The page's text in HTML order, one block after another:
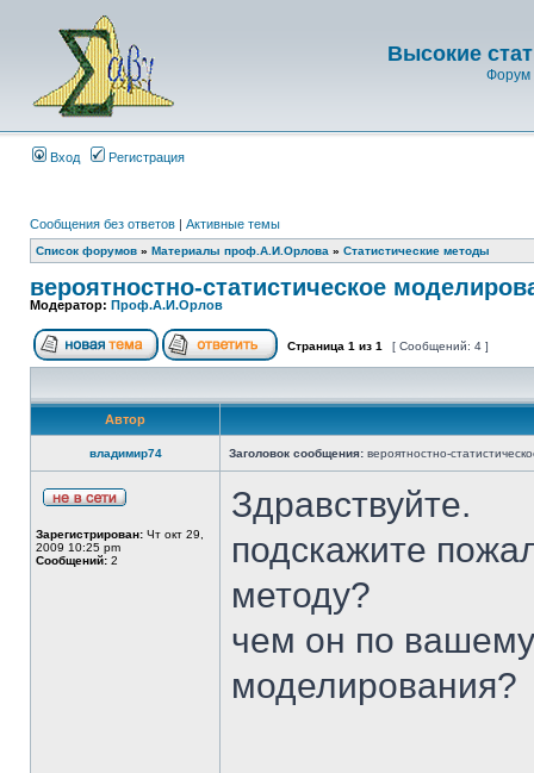
Высокие
Форум
Вход Регистрация
Сообщения без ответов | Активные темы
Список форумов » Материалы проф.А.И.Орлова » Статистические методы
вероятностно-статистическое
Модератор: Проф.А.И.Орлов
Страница 1 из 1 [ Сообщений: 4 ]
Автор
владимир74 Заголовок сообщения: вероятностно-
Зарегистрирован: Чт окт 29,
2009 10:25 pm
Сообщений: 2
Здравствуйте.
подскажите
методу?
чем он по вашему
моделирования?